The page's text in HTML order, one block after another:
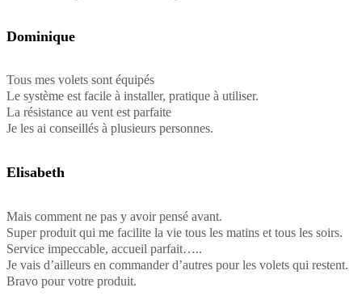
Dominique
Tous mes volets sont équipés
Le système est facile à installer, pratique à utiliser.
La résistance au vent est parfaite
Je les ai conseillés à plusieurs personnes.
Elisabeth
Mais comment ne pas y avoir pensé avant.
Super produit qui me facilite la vie tous les matins et tous les soirs.
Service impeccable, accueil parfait…..
Je vais d’ailleurs en commander d’autres pour les volets qui restent.
Bravo pour votre produit.